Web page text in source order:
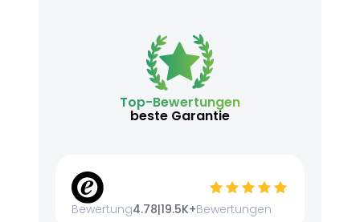
Top-Bewertungen
beste Garantie
Bewertung4.78|19.5K+Bewertungen